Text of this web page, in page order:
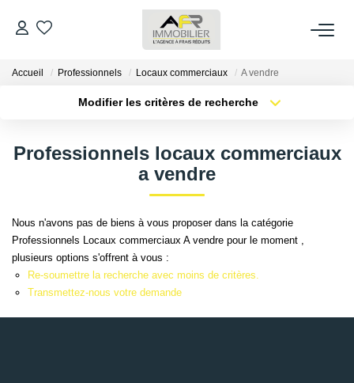
ACHETER
ESTIMER
FAIRE GÉRER
NOS AGENCES
Accueil Professionnels Locaux commerciaux A vendre
Modifier les critères de recherche
Type de bien
Surface min
Créer une alerte
Professionnels locaux commerciaux
a vendre
Nous n'avons pas de biens à vous proposer dans la catégorie
Professionnels Locaux commerciaux A vendre pour le moment ,
plusieurs options s'offrent à vous :
Re-soumettre la recherche avec moins de critères.
Transmettez-nous votre demande